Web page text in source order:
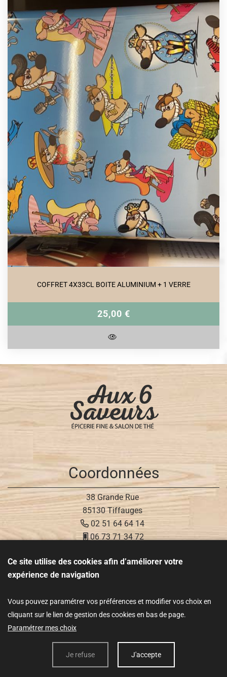
COFFRET 4X33CL BOITE ALUMINIUM + 1 VERRE
25,00 €
Coordonnées
38 Grande Rue
85130 Tiffauges
02 51 64 64 14
06 73 71 34 72
Réseaux sociaux
Données personnelles
Ce site utilise des cookies afin d’améliorer votre
expérience de navigation
Vous pouvez paramétrer vos préférences et modifier vos choix en
cliquant sur le lien de gestion des cookies en bas de page.
Paramétrer mes choix
Je refuse J'accepte